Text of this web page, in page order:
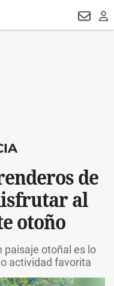
de
al
otoño
paisaje otoñal es lo
actividad favorita